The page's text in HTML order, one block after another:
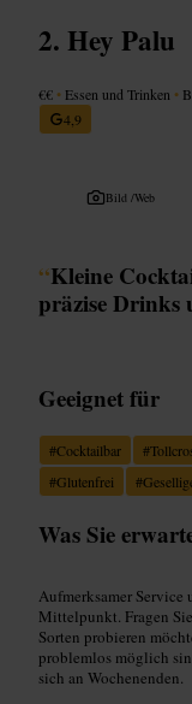
Hey Palu
€€ • Essen und Trinken •
4,9
Bild /Web
“Kleine
präzise Drinks
Geeignet für
#Cocktailbar #
#Glutenfrei #
Was Sie
Aufmerksamer
Mittelpunkt. Fragen
Sorten probieren
problemlos möglich
sich an Wochenenden.